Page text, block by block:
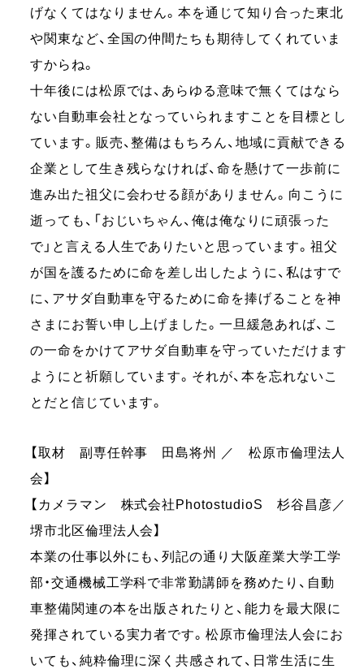
げなくてはなりません。本を通じて知り合った東北
や関東など、全国の仲間たちも期待してくれていま
すからね。
十年後には松原では、あらゆる意味で無くてはなら
ない自動車会社となっていられますことを目標とし
ています。販売、整備はもちろん、地域に貢献できる
企業として生き残らなければ、命を懸けて一歩前に
進み出た祖父に会わせる顔がありません。向こうに
逝っても、「おじいちゃん、俺は俺なりに頑張った
で」と言える人生でありたいと思っています。祖父
が国を護るために命を差し出したように、私はすで
に、アサダ自動車を守るために命を捧げることを神
さまにお誓い申し上げました。一旦緩急あれば、こ
の一命をかけてアサダ自動車を守っていただけます
ようにと祈願しています。それが、本を忘れないこ
とだと信じています。
【取材 副専任幹事 田島将州 ／ 松原市倫理法人
会】
【カメラマン 株式会社PhotostudioS 杉谷昌彦／
堺市北区倫理法人会】
本業の仕事以外にも、列記の通り大阪産業大学工学
部・交通機械工学科で非常勤講師を務めたり、自動
車整備関連の本を出版されたりと、能力を最大限に
発揮されている実力者です。松原市倫理法人会にお
いても、純粋倫理に深く共感されて、日常生活に生